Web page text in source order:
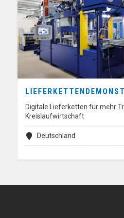
Digitale Lieferketten für mehr
Kreislaufwirtschaft
Deutschland